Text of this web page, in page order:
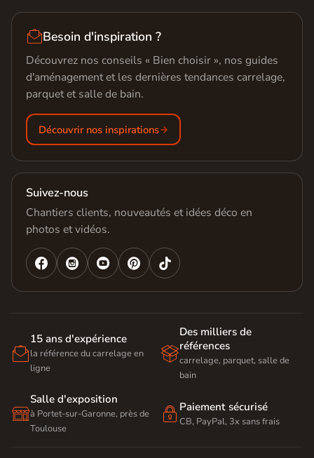
Besoin d'inspiration ?
Découvrez nos conseils « Bien choisir », nos guides
d'aménagement et les dernières tendances carrelage,
parquet et salle de bain.
Découvrir nos inspirations
Suivez-nous
Chantiers clients, nouveautés et idées déco en
photos et vidéos.
   

15 ans d'expérience
la référence du carrelage en
ligne

Des milliers de
références
carrelage, parquet, salle de
bain

Salle d'exposition
à Portet-sur-Garonne, près de
Toulouse
 Paiement sécurisé
CB, PayPal, 3x sans frais